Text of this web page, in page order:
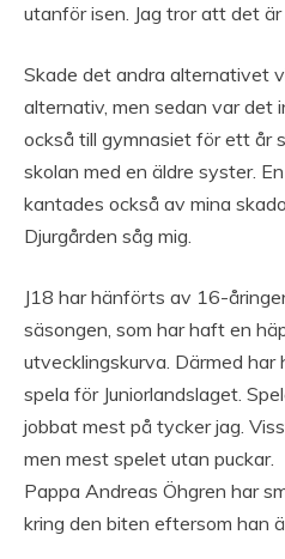
utanför isen. Jag tror att det
Skade det andra alternativet
alternativ, men sedan var det
också till gymnasiet för ett år
skolan med en äldre syster.
kantades också av mina
Djurgården såg mig.
J18 har hänförts av 16-
säsongen, som har haft en
utvecklingskurva. Därmed
spela för Juniorlandslaget.
jobbat mest på tycker jag.
men mest spelet utan puckar.
Pappa Andreas Öhgren har
kring den biten eftersom han